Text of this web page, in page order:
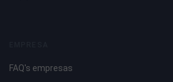
FAQ's empresas